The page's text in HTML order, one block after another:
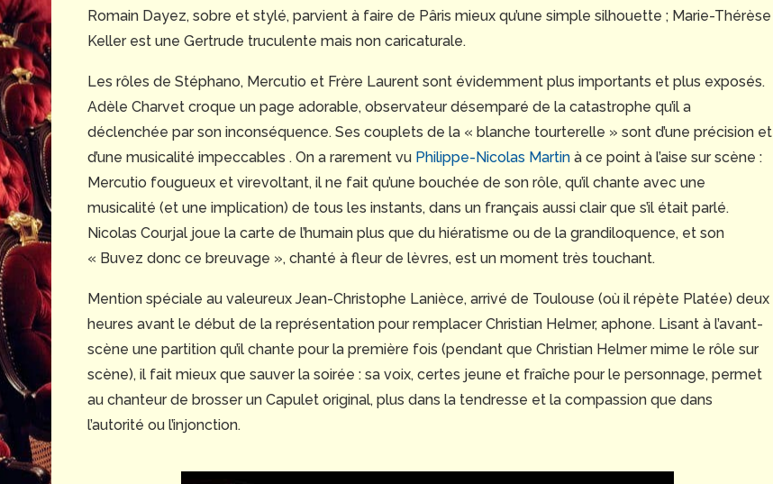
Romain Dayez, sobre et stylé, parvient à faire de Pâris mieux qu’une simple silhouette ; Marie-Thérèse
Keller est une Gertrude truculente mais non caricaturale.
Les rôles de Stéphano, Mercutio et Frère Laurent sont évidemment plus importants et plus exposés.
Adèle Charvet croque un page adorable, observateur désemparé de la catastrophe qu’il a
déclenchée par son inconséquence. Ses couplets de la « blanche tourterelle » sont d’une précision et
d’une musicalité impeccables . On a rarement vu Philippe-Nicolas Martin à ce point à l’aise sur scène :
Mercutio fougueux et virevoltant, il ne fait qu’une bouchée de son rôle, qu’il chante avec une
musicalité (et une implication) de tous les instants, dans un français aussi clair que s’il était parlé.
Nicolas Courjal joue la carte de l’humain plus que du hiératisme ou de la grandiloquence, et son
« Buvez donc ce breuvage », chanté à fleur de lèvres, est un moment très touchant.
Mention spéciale au valeureux Jean-Christophe Lanièce, arrivé de Toulouse (où il répète Platée) deux
heures avant le début de la représentation pour remplacer Christian Helmer, aphone. Lisant à l’avant-
scène une partition qu’il chante pour la première fois (pendant que Christian Helmer mime le rôle sur
scène), il fait mieux que sauver la soirée : sa voix, certes jeune et fraîche pour le personnage, permet
au chanteur de brosser un Capulet original, plus dans la tendresse et la compassion que dans
l’autorité ou l’injonction.